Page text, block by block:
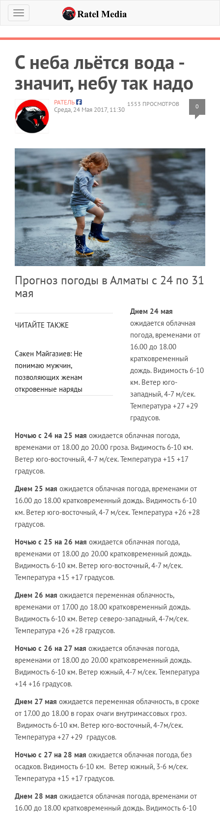
Меню
С неба льётся вода -
значит, небу так надо
1553 ПРОСМОТРОВ 0
РАТЕЛЬ
Среда, 24 Мая 2017, 11:30
Прогноз погоды в Алматы с 24 по 31
мая
ЧИТАЙТЕ ТАКЖЕ
Сакен Майгазиев: Не
понимаю мужчин,
позволяющих женам
откровенные наряды
Днем 24 мая
ожидается облачная
погода, временами от
16.00 до 18.00
кратковременный
дождь. Видимость 6-10
км. Ветер юго-
западный, 4-7 м/сек.
Температура +27 +29
градусов.
Ночью с 24 на 25 мая ожидается облачная погода,
временами от 18.00 до 20.00 гроза. Видимость 6-10 км.
Ветер юго-восточный, 4-7 м/сек. Температура +15 +17
градусов.
Днем 25 мая ожидается облачная погода, временами от
16.00 до 18.00 кратковременный дождь. Видимость 6-10
км. Ветер юго-восточный, 4-7 м/сек. Температура +26 +28
градусов.
Ночью с 25 на 26 мая ожидается облачная погода,
временами от 18.00 до 20.00 кратковременный дождь.
Видимость 6-10 км. Ветер юго-восточный, 4-7 м/сек.
Температура +15 +17 градусов.
Днем 26 мая ожидается переменная облачность,
временами от 17.00 до 18.00 кратковременный дождь.
Видимость 6-10 км. Ветер северо-западный, 4-7м/сек.
Температура +26 +28 градусов.
Ночью с 26 на 27 мая ожидается облачная погода,
временами от 18.00 до 20.00 кратковременный дождь.
Видимость 6-10 км. Ветер южный, 4-7 м/сек. Температура
+14 +16 градусов.
Днем 27 мая ожидается переменная облачность, в сроке
от 17.00 до 18.00 в горах очаги внутримассовых гроз.
Видимость 6-10 км. Ветер юго-восточный, 4-7м/сек.
Температура +27 +29 градусов.
Ночью с 27 на 28 мая ожидается облачная погода, без
осадков. Видимость 6-10 км. Ветер южный, 3-6 м/сек.
Температура +15 +17 градусов.
Днем 28 мая ожидается облачная погода, временами от
16.00 до 18.00 кратковременный дождь. Видимость 6-10